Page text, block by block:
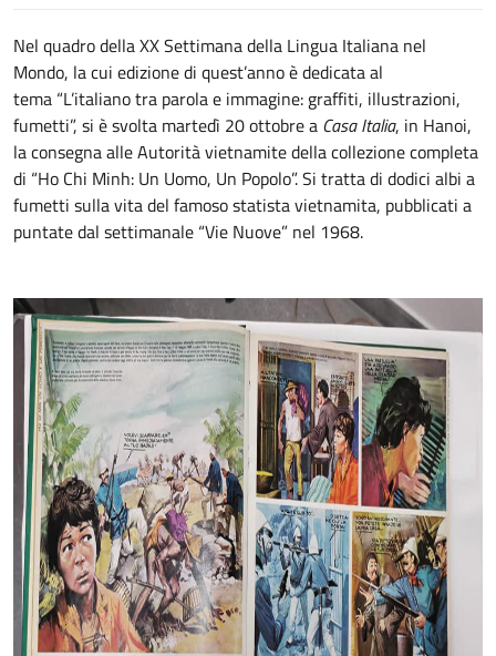
Nel quadro della XX Settimana della Lingua Italiana nel
Mondo, la cui edizione di quest’anno è dedicata al
tema “L’italiano tra parola e immagine: graffiti, illustrazioni,
fumetti”, si è svolta martedì 20 ottobre a Casa Italia, in Hanoi,
la consegna alle Autorità vietnamite della collezione completa
di “Ho Chi Minh: Un Uomo, Un Popolo”. Si tratta di dodici albi a
fumetti sulla vita del famoso statista vietnamita, pubblicati a
puntate dal settimanale “Vie Nuove” nel 1968.